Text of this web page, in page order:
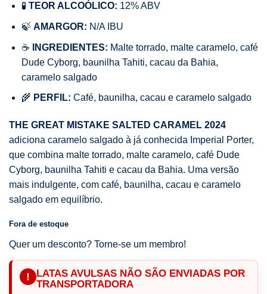
🧪 TEOR ALCOÓLICO: 12% ABV
🍃 AMARGOR: N/A IBU
☕ INGREDIENTES: Malte torrado, malte caramelo, café
Dude Cyborg, baunilha Tahiti, cacau da Bahia,
caramelo salgado
🌾 PERFIL: Café, baunilha, cacau e caramelo salgado
THE GREAT MISTAKE SALTED CARAMEL 2024
adiciona caramelo salgado à já conhecida Imperial Porter,
que combina malte torrado, malte caramelo, café Dude
Cyborg, baunilha Tahiti e cacau da Bahia. Uma versão
mais indulgente, com café, baunilha, cacau e caramelo
salgado em equilíbrio.
Fora de estoque
Quer um desconto? Torne-se um membro!
!
LATAS AVULSAS NÃO SÃO ENVIADAS POR
TRANSPORTADORA